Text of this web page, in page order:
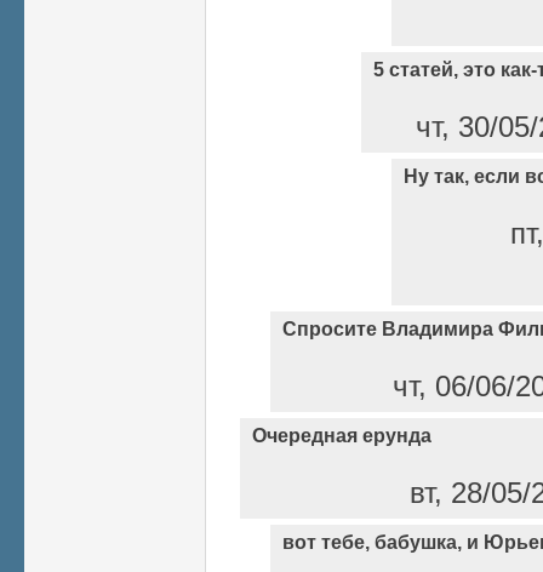
5 статей, это
чт, 30/
Ну так, если
Спросите Владимира
чт, 06/06/
Очередная ерунда
вт, 28/
вот тебе, бабушка, и